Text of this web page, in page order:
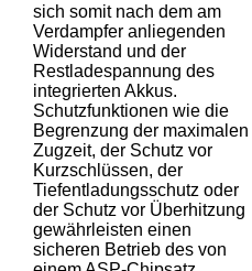
sich somit nach dem am
Verdampfer anliegenden
Widerstand und der
Restladespannung des
integrierten Akkus.
Schutzfunktionen wie die
Begrenzung der maximalen
Zugzeit, der Schutz vor
Kurzschlüssen, der
Tiefentladungsschutz oder
der Schutz vor Überhitzung
gewährleisten einen
sicheren Betrieb des von